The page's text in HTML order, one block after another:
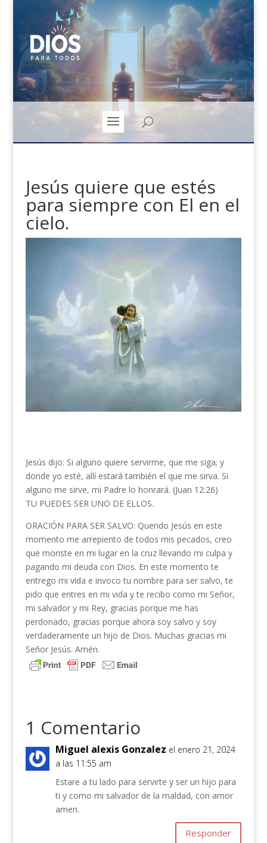
Jesús quiere que estés
para siempre con El en el
cielo.
Jesús dijo: Si alguno quiere servirme, que me siga; y
donde yo esté, allí estará también el que me sirva. Si
alguno me sirve, mi Padre lo honrará. (Juan 12:26)
TU PUEDES SER UNO DE ELLOS.
ORACIÓN PARA SER SALVO: Querido Jesús en este
momento me arrepiento de todos mis pecados, creo
que moriste en mi lugar en la cruz llevando mi culpa y
pagando mi deuda con Dios. En este momento te
entrego mi vida e invoco tu nombre para ser salvo, te
pido que entres en mi vida y te recibo como mi Señor,
mi salvador y mi Rey, gracias porque me has
perdonado, gracias porque ahora soy salvo y soy
verdaderamente un hijo de Dios. Muchas gracias mi
Señor Jesús. Amén.
1 Comentario
Miguel alexis Gonzalez el enero 21, 2024
a las 11:55 am
Estare a tu lado para servirte y ser un hijo para
ti y como mi salvador de la maldad, con amor
amen.
Responder